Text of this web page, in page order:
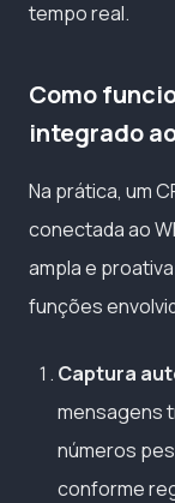
tempo real.
Como
integrado
Na prática, um
conectada ao
ampla e
funções
Captura
mensagens
números
conforme